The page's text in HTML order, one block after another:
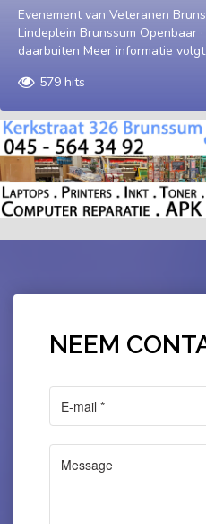
Evenement van Veteranen
Lindeplein Brunssum Openbaar
daarbuiten Meer informatie volgt
579 hits
NEEM